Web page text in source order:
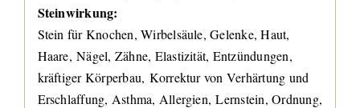
Steinwirkung:
Stein für Knochen, Wirbelsäule, Gelenke, Haut,
Haare, Nägel, Zähne, Elastizität, Entzündungen,
kräftiger Körperbau, Korrektur von Verhärtung und
Erschlaffung, Asthma, Allergien, Lernstein, Ordnung,